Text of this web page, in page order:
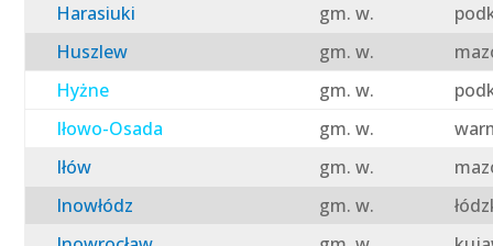
Harasiuki
gm. w.
Huszlew
gm. w.
Hyżne
gm. w.
Iłowo-Osada
gm. w.
Iłów
gm. w.
Inowłódz
gm. w.